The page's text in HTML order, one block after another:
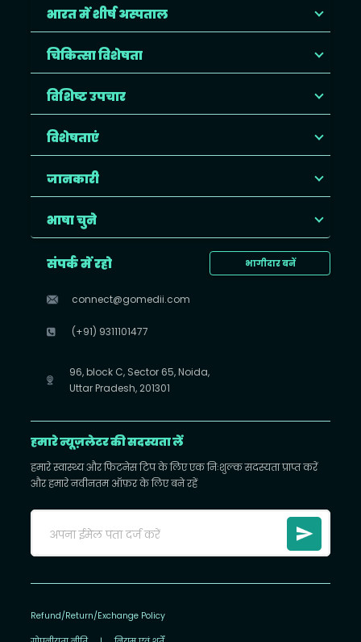
भारत में शीर्ष अस्पताल
चिकित्सा विशेषता
विशिष्ट उपचार
विशेषताएं
जानकारी
भाषा चुने
भागीदार बनें
संपर्क में रहो
connect@gomedii.com
(+91) 9311101477
96, block C, Sector 65, Noida,
Uttar Pradesh, 201301
हमारे न्यूज़लेटर की सदस्यता लें
हमारे स्वास्थ्य और फिटनेस टिप के लिए एक निःशुल्क सदस्यता प्राप्त करें
और हमारे नवीनतम ऑफ़र के लिए बने रहें
Refund/Return/Exchange Policy